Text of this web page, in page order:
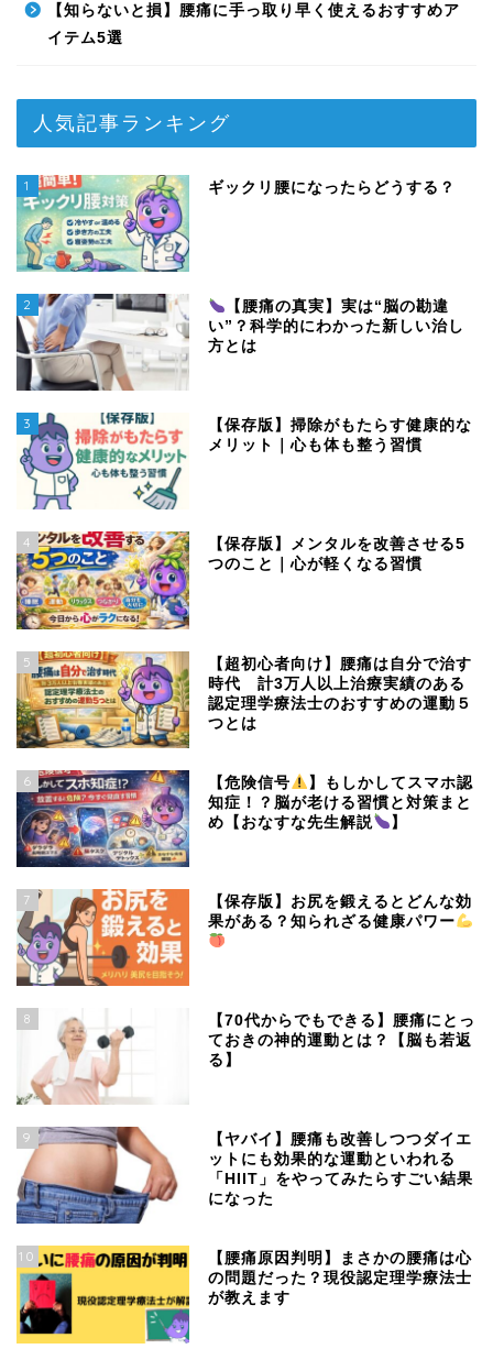
【知らないと損】腰痛に手っ取り早く使えるおすすめア
イテム5選
人気記事ランキング
1 ギックリ腰になったらどうする？
2
【腰痛の真実】実は“脳の勘違
い”？科学的にわかった新しい治し
方とは
3
【保存版】掃除がもたらす健康的な
メリット｜心も体も整う習慣
4
【保存版】メンタルを改善させる5
つのこと｜心が軽くなる習慣
5
【超初心者向け】腰痛は自分で治す
時代 計3万人以上治療実績のある
認定理学療法士のおすすめの運動５
つとは
6 【危険信号
】もしかしてスマホ認
知症！？脳が老ける習慣と対策まと
め【おなすな先生解説
】
7
【保存版】お尻を鍛えるとどんな効
果がある？知られざる健康パワー
8
【70代からでもできる】腰痛にとっ
ておきの神的運動とは？【脳も若返
る】
9
【ヤバイ】腰痛も改善しつつダイエ
ットにも効果的な運動といわれる
「HIIT」をやってみたらすごい結果
になった
10
【腰痛原因判明】まさかの腰痛は心
の問題だった？現役認定理学療法士
が教えます